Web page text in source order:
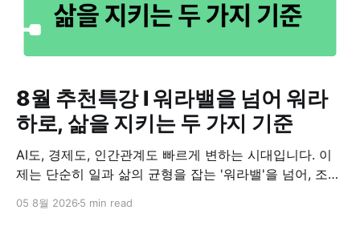
8월 추천특강 I 워라밸을 넘어 워라
하로, 삶을 지키는 두 가지 기준
AI도, 경제도, 인간관계도 빠르게 변하는 시대입니다. 이
제는 단순히 일과 삶의 균형을 잡는 '워라밸'을 넘어, 조화
기준이 되고 있습니다. 관계를 건강하게 이어가는 힘과 미
05 8월 2026 5 min read